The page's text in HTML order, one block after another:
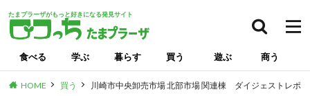
たまプラーザがもっと好きになる発見サイト
食べる 学ぶ 暮らす 買う 遊ぶ 商う
HOME 買う 川崎市中央卸売市場 北部市場 関連棟 ダイジェストレポ